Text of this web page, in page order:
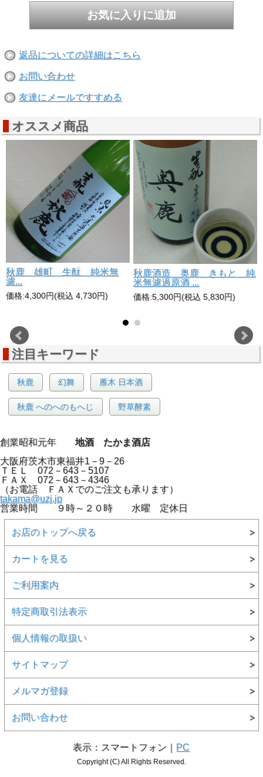
表示価格は各１本の価格です（３本合計ではございません）
から選択いただき単品でも購入可能ですが、
この機会に３種お試しください。
信州産ひとごこち６５％精白 アルコール１２度原酒 容
量720ｍｌ
返品についての詳細はこちら
お問い合わせ
友達にメールですすめる
オススメ商品
秋鹿 雄町 生酛 純米無
濾...
価格:4,300円(税込 4,730円)
秋鹿酒造 奥鹿 きもと 純
米無濾過原酒 ...
価格:5,300円(税込 5,830円)
注目キーワード
秋鹿 幻舞 雁木 日本酒
秋鹿 へのへのもへじ 野草酵素
創業昭和元年 地酒 たかま酒店
大阪府茨木市東福井1－9－26
ＴＥＬ 072－643－5107
ＦＡＸ 072－643－4346
（お電話 ＦＡＸでのご注文も承ります）
takama@uzj.jp
営業時間 ９時～２０時 水曜 定休日
お店のトップへ戻る
カートを見る
ご利用案内
特定商取引法表示
個人情報の取扱い
サイトマップ
メルマガ登録
お問い合わせ
表示：スマートフォン｜ PC
Copyright (C) All Rights Reserved.